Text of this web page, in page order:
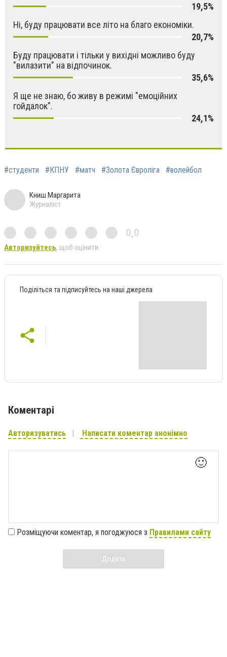
19,5%
Ні, буду працювати все літо на благо економіки.
20,7%
Буду працювати і тільки у вихідні можливо буду
"вилазити" на відпочинок.
35,6%
Я ще не знаю, бо живу в режимі "емоційних
гойдалок".
24,1%
#студенти #КПНУ #матч #Золота Євроліга #волейбол
Книш Маргарита
Журналіст
0,0
Авторизуйтесь, щоб оцінити
Поділіться та підписуйтесь на наші джерела
Коментарі
Авторизуватись Написати коментар анонімно
🙂
Розміщуючи коментар, я погоджуюся з Правилами сайту
Додати